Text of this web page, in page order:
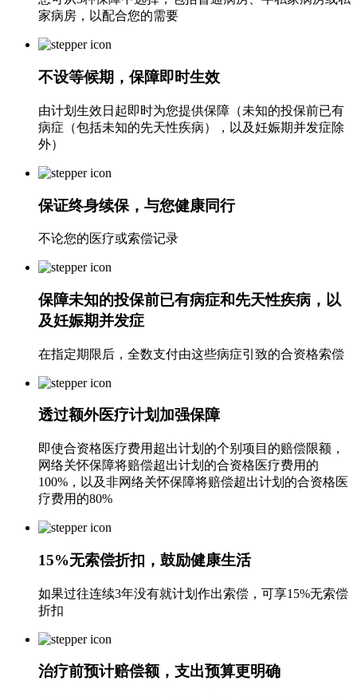
家病房，以配合您的需要
不设等候期，保障即时生效
由计划生效日起即时为您提供保障（未知的投保前已有
病症（包括未知的先天性疾病），以及妊娠期并发症除
外）
保证终身续保，与您健康同行
不论您的医疗或索偿记录
保障未知的投保前已有病症和先天性疾病，以
及妊娠期并发症
在指定期限后，全数支付由这些病症引致的合资格索偿
透过额外医疗计划加强保障
即使合资格医疗费用超出计划的个别项目的赔偿限额，
网络关怀保障将赔偿超出计划的合资格医疗费用的
100%，以及非网络关怀保障将赔偿超出计划的合资格医
疗费用的80%
15%无索偿折扣，鼓励健康生活
如果过往连续3年没有就计划作出索偿，可享15%无索偿
折扣
治疗前预计赔偿额，支出预算更明确